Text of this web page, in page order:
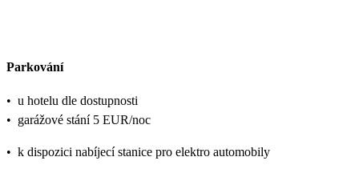
Parkování
• u hotelu dle dostupnosti
• garážové stání 5 EUR/noc
• k dispozici nabíjecí stanice pro elektro automobily